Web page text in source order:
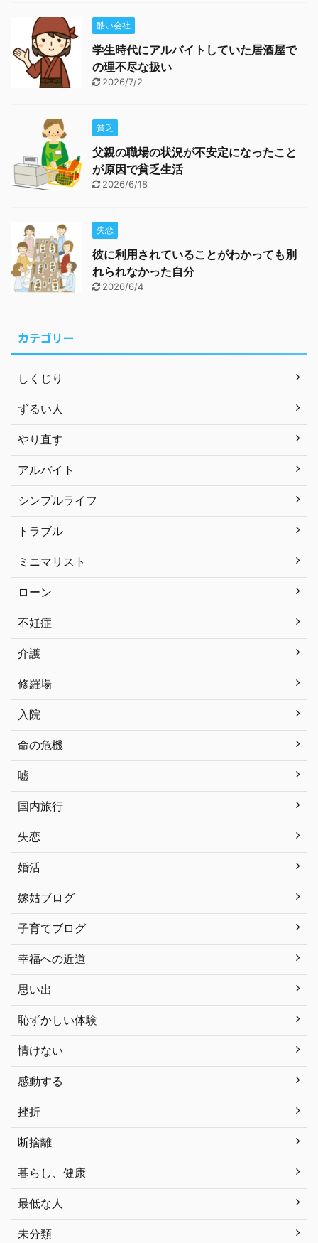
酷い会社
学生時代にアルバイトしていた居酒屋で
の理不尽な扱い
2026/7/2
貧乏
父親の職場の状況が不安定になったこと
が原因で貧乏生活
2026/6/18
失恋
彼に利用されていることがわかっても別
れられなかった自分
2026/6/4
カテゴリー
しくじり
ずるい人
やり直す
アルバイト
シンプルライフ
トラブル
ミニマリスト
ローン
不妊症
介護
修羅場
入院
命の危機
嘘
国内旅行
失恋
婚活
嫁姑ブログ
子育てブログ
幸福への近道
思い出
恥ずかしい体験
情けない
感動する
挫折
断捨離
暮らし、健康
最低な人
未分類